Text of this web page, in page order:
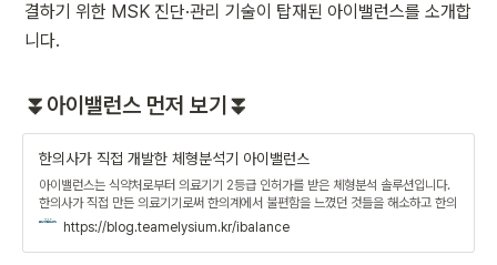
결하기 위한 MSK 진단·관리 기술이 탑재된 아이밸런스를 소개합
니다.
⏬아이밸런스 먼저 보기⏬
한의사가 직접 개발한 체형분석기 아이밸런스
아이밸런스는 식약처로부터 의료기기 2등급 인허가를 받은 체형분석 솔루션입니다.
한의사가 직접 만든 의료기기로써 한의계에서 불편함을 느꼈던 것들을 해소하고 한의
원 매출에 기여하고자 제품을 개발하였습니다.
https://blog.teamelysium.kr/ibalance